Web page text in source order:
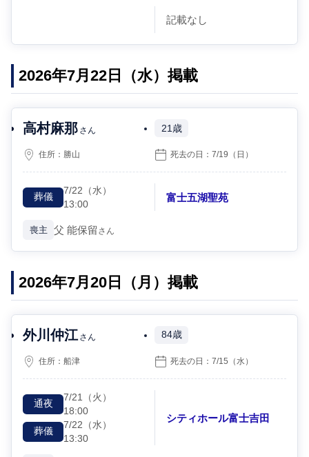
記載なし
2026年7月22日（水）掲載
高村麻那 さん 21歳
住所： 勝山 死去の日：7/19 （日）
葬儀
7/22 （水）
13:00
富士五湖聖苑
喪主 父 能保留 さん
2026年7月20日（月）掲載
外川仲江 さん 84歳
住所：船津 死去の日：7/15 （水）
通夜
7/21 （火）
18:00
葬儀
7/22 （水）
13:30
シティホール富士吉田